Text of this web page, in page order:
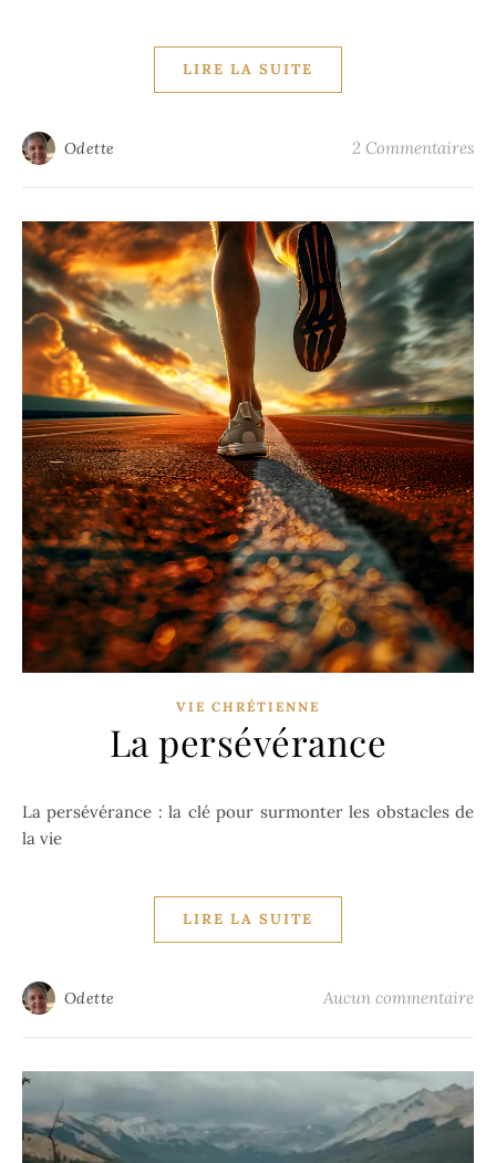
LIRE LA SUITE
Odette 2 Commentaires
VIE CHRÉTIENNE
La persévérance
La persévérance : la clé pour surmonter les obstacles de
la vie
LIRE LA SUITE
Odette Aucun commentaire